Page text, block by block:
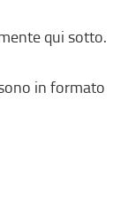
qui sotto.
in formato